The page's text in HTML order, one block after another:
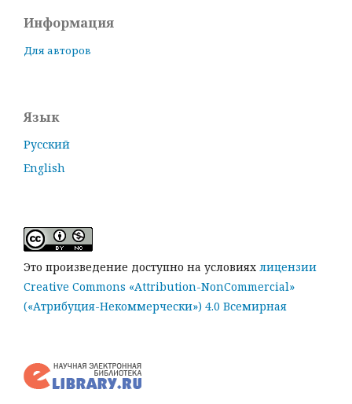
Информация
Для авторов
Язык
Русский
English
Это произведение доступно на условиях лицензии
Creative Commons «Attribution-NonCommercial»
(«Атрибуция-Некоммерчески») 4.0 Всемирная